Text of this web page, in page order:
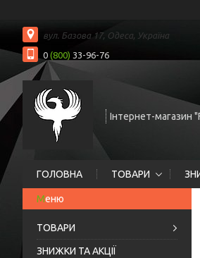
вул. Базова 17, Одеса, Україна
0 (800) 33-96-76
Інтернет-магазин
ГОЛОВНА ТОВАРИ
ТОВАРИ
ЗНИЖКИ ТА АКЦІЇ